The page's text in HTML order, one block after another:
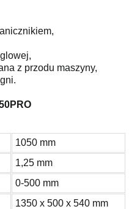
z przodu maszyny,
1050 mm
1,25 mm
0-500 mm
1350 x 500 x 540 mm